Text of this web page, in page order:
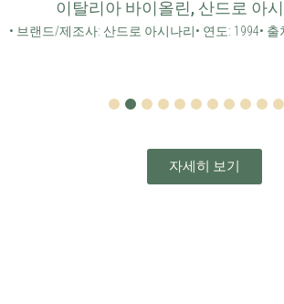
이탈리아 바이올린, 산드로 아
• 브랜드/제조사: 산드로 아시나리• 연도: 1994•
4 5 6 7 8 9 101112
자세히 보기